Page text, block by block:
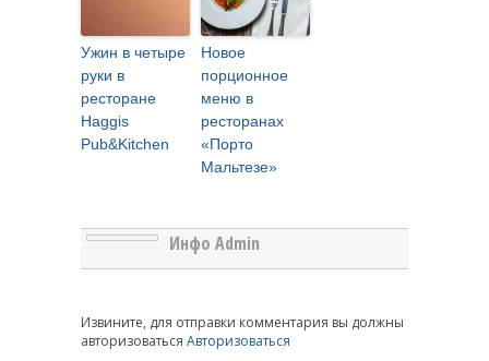
Ужин в четыре
руки в
ресторане
Haggis
Pub&Kitchen
Новое
порционное
меню в
ресторанах
«Порто
Мальтезе»
Инфо Admin
Извините, для отправки комментария вы должны
авторизоваться Авторизоваться